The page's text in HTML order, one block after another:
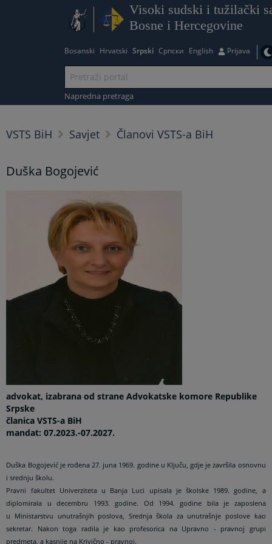
Visoki sudski i tužilački
Bosne i Hercegovine
Bosanski Hrvatski Srpski Српски English Prijava
Napredna pretraga
VSTS BiH Savjet Članovi VSTS-a BiH
Duška Bogojević
advokat, izabrana od strane Advokatske komore Republike
Srpske
članica VSTS-a BiH
mandat: 07.2023.-07.2027.
Duška Bogojević je rođena 27. juna 1969. godine u Ključu, gdje je završila osnovnu
i srednju školu.
Pravni fakultet Univerziteta u Banja Luci upisala je školske 1989. godine, a
diplomirala u decembru 1993. godine. Od 1994. godine bila je zaposlena
u Ministarstvu unutrašnjih poslova, Srednja škola za unutrašnje poslove kao
sekretar. Nakon toga radila je kao profesorica na Upravno - pravnoj grupi
predmeta,a kasnije na Krivično - pravnoj.